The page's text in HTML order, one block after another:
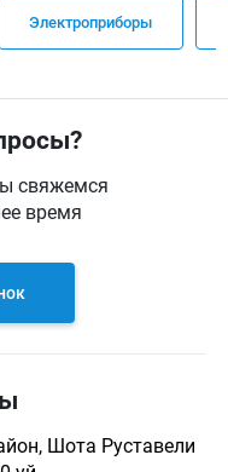
Электроприборы
свяжемся
время
Шота Руставели